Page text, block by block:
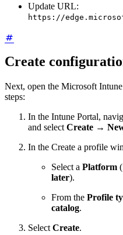
Update URL:
https://
Create
Next, open the Microsoft
steps:
In the Intune Portal,
and select Create →
In the Create a profile
Select a Platform
later).
From the Profile
catalog.
Select Create.